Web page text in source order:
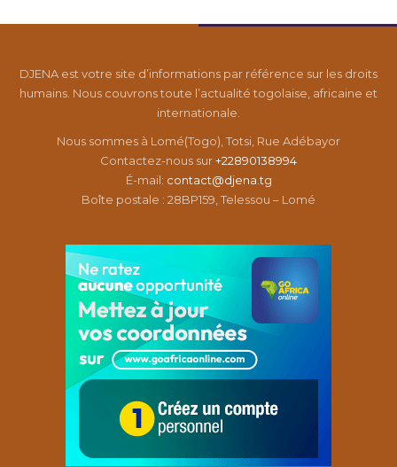
DJENA est votre site d’informations par référence sur les droits
humains. Nous couvrons toute l’actualité togolaise, africaine et
internationale.
Nous sommes à Lomé(Togo), Totsi, Rue Adébayor
Contactez-nous sur+22890138994
É-mail: contact@djena.tg
Boîte postale : 28BP159, Telessou – Lomé